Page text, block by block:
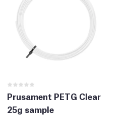
Prusament PETG Clear
25g sample